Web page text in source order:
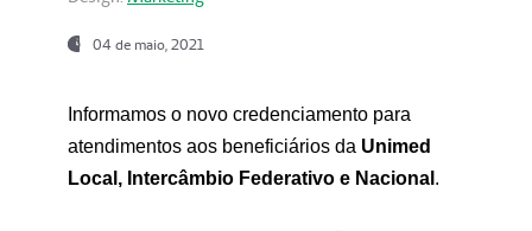
04 de maio, 2021
Informamos o novo credenciamento para
atendimentos aos beneficiários da Unimed
Local, Intercâmbio Federativo e Nacional .